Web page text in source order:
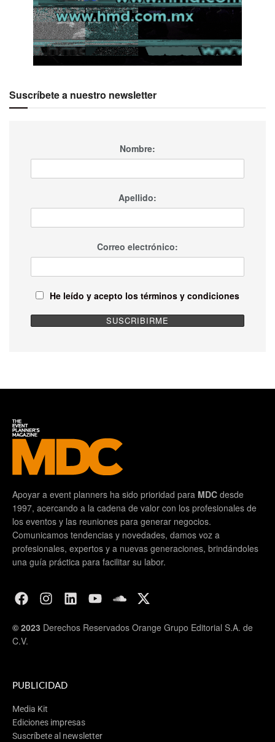
Suscríbete a nuestro newsletter
Nombre:
Apellido:
Correo electrónico:
He leído y acepto los términos y condiciones
Apoyar a event planners ha sido prioridad para MDC desde
1997, acercando a la cadena de valor con los profesionales de
los eventos y las reuniones para generar negocios.
Comunicamos tendencias y novedades, damos voz a
profesionales, expertos y a nuevas generaciones, brindándoles
una guía práctica para facilitar su labor.
© 2023 Derechos Reservados Orange Grupo Editorial S.A. de
C.V.
PUBLICIDAD
Media Kit
Ediciones impresas
Suscríbete al newsletter